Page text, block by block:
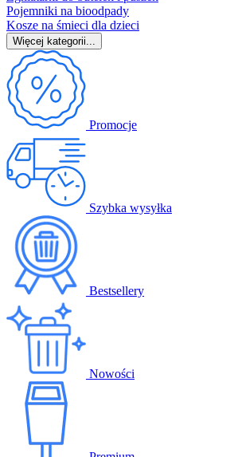
Pojemniki na bioodpady
Kosze na śmieci dla dzieci
Więcej kategorii...
Promocje
Szybka wysyłka
Bestsellery
Nowości